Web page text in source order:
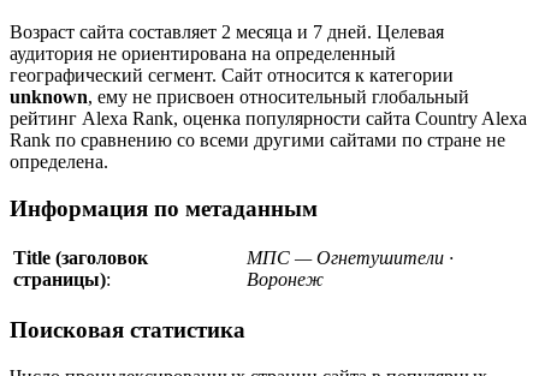
Возраст сайта составляет 2 месяца и 7 дней. Целевая
аудитория не ориентирована на определенный
географический сегмент. Сайт относится к категории
unknown, ему не присвоен относительный глобальный
рейтинг Alexa Rank, оценка популярности сайта Country Alexa
Rank по сравнению со всеми другими сайтами по стране не
определена.
Информация по метаданным
Title (заголовок
страницы):
МПС — Огнетушители ·
Воронеж
Поисковая статистика